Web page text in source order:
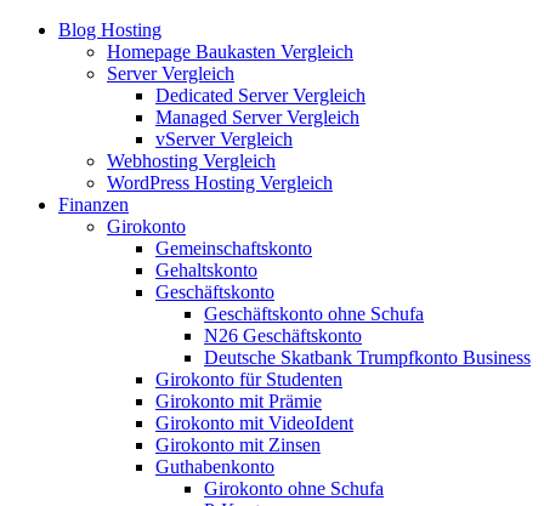
Blog Hosting
Homepage Baukasten Vergleich
Server Vergleich
Dedicated Server Vergleich
Managed Server Vergleich
vServer Vergleich
Webhosting Vergleich
WordPress Hosting Vergleich
Finanzen
Girokonto
Gemeinschaftskonto
Gehaltskonto
Geschäftskonto
Geschäftskonto ohne Schufa
N26 Geschäftskonto
Deutsche Skatbank Trumpfkonto Business
Girokonto für Studenten
Girokonto mit Prämie
Girokonto mit VideoIdent
Girokonto mit Zinsen
Guthabenkonto
Girokonto ohne Schufa